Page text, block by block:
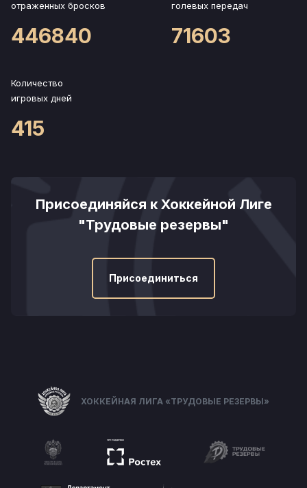
отраженных бросков
446840
голевых передач
71603
Количество
игровых дней
415
Присоединяйся к Хоккейной Лиге
"Трудовые резервы"
Присоединиться
ХОККЕЙНАЯ ЛИГА «ТРУДОВЫЕ РЕЗЕРВЫ»